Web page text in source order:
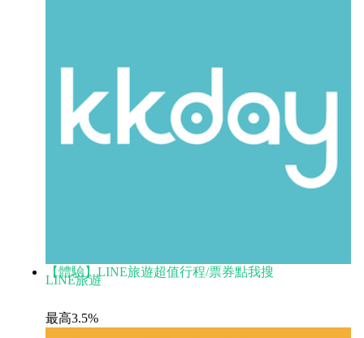
【體驗】LINE旅遊超值行程/票券點我搜
LINE旅遊
最高3.5%